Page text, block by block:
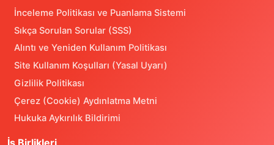
İnceleme Politikası ve Puanlama Sistemi
Sıkça Sorulan Sorular (SSS)
Alıntı ve Yeniden Kullanım Politikası
Site Kullanım Koşulları (Yasal Uyarı)
Gizlilik Politikası
Çerez (Cookie) Aydınlatma Metni
Hukuka Aykırılık Bildirimi
İş Birlikleri